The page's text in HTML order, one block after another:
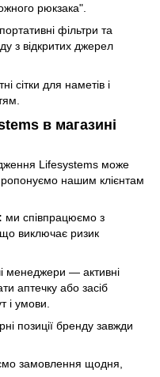
рюкзака".
портативні фільтри та
з відкритих джерел
сітки для наметів і
в магазині
Lifesystems може
нашим клієнтам
ми співпрацюємо з
виключає ризик
менеджери — активні
аптечку або засіб
і умови.
позиції бренду завжди
замовлення щодня,